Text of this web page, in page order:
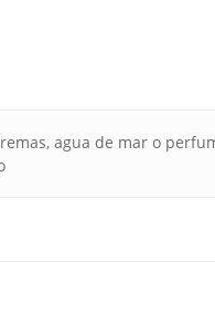
agua de mar o